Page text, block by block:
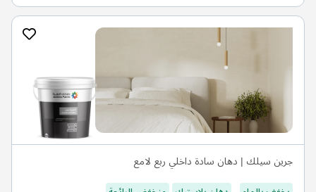
جرين سيلك | دهان سادة داخلي ربع لامع